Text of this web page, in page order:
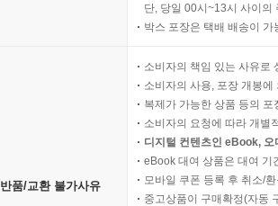
단, 당일 00시~13시 사이의
박스 포장은 택배 배송이
반품/교환 불가사유
소비자의 책임 있는 사유로
소비자의 사용, 포장 개봉
복제가 가능한 상품 등의
소비자의 요청에 따라 개별
디지털 컨텐츠인 eBook,
eBook 대여 상품은 대여 기
모바일 쿠폰 등록 후 취소/
중고상품이 구매확정(자동